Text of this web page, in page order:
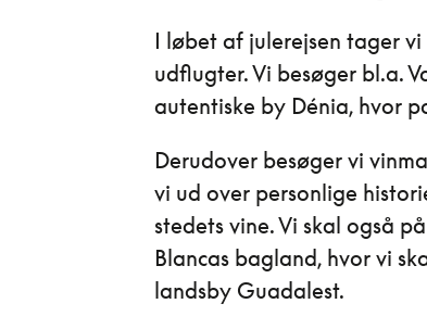
I løbet af julerejsen tager
udflugter. Vi besøger bl.a.
autentiske by Dénia, hvor
Derudover besøger vi
vi ud over personlige
stedets vine. Vi skal også
Blancas bagland, hvor vi
landsby Guadalest.